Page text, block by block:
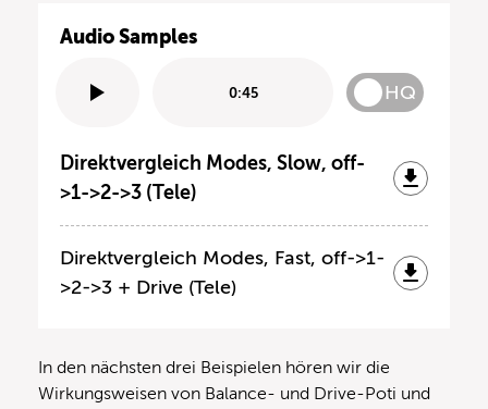
Audio Samples
0:45 HQ
Direktvergleich Modes, Slow, off-
>1->2->3 (Tele)
Direktvergleich Modes, Fast, off->1-
>2->3 + Drive (Tele)
In den nächsten drei Beispielen hören wir die
Wirkungsweisen von Balance- und Drive-Poti und